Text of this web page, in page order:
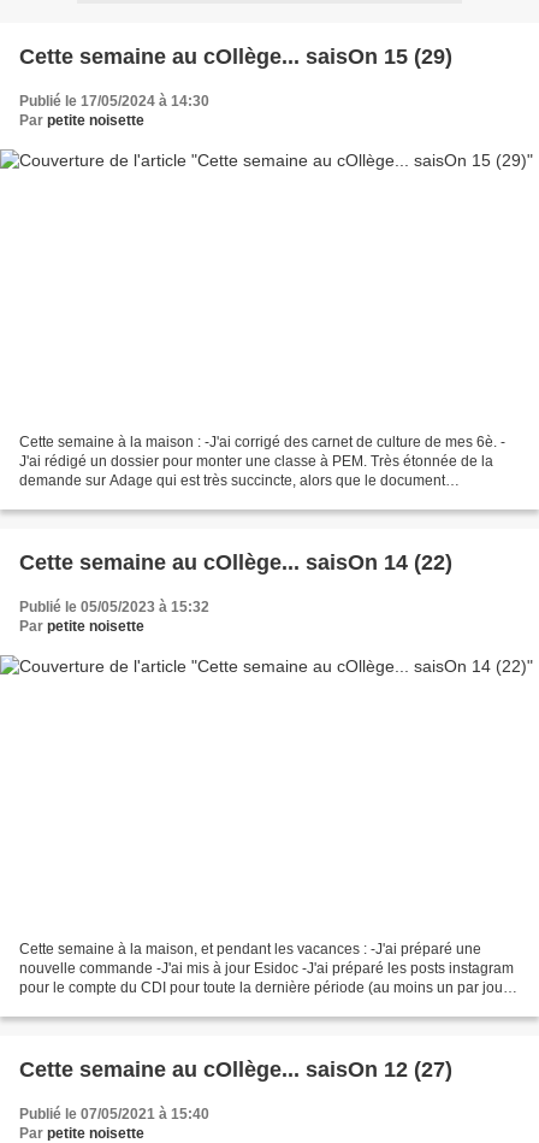
Cette semaine au cOllège... saisOn 15 (29)
Publié le 17/05/2024 à 14:30
Par petite noisette
Cette semaine à la maison : -J'ai corrigé des carnet de culture de mes 6è. -
J'ai rédigé un dossier pour monter une classe à PEM. Très étonnée de la
demande sur Adage qui est très succincte, alors que le document
Cette semaine au cOllège... saisOn 14 (22)
Publié le 05/05/2023 à 15:32
Par petite noisette
Cette semaine à la maison, et pendant les vacances : -J'ai préparé une
nouvelle commande -J'ai mis à jour Esidoc -J'ai préparé les posts instagram
pour le compte du CDI pour toute la dernière période (au moins un par jour)
Cette semaine au cOllège... saisOn 12 (27)
Publié le 07/05/2021 à 15:40
Par petite noisette